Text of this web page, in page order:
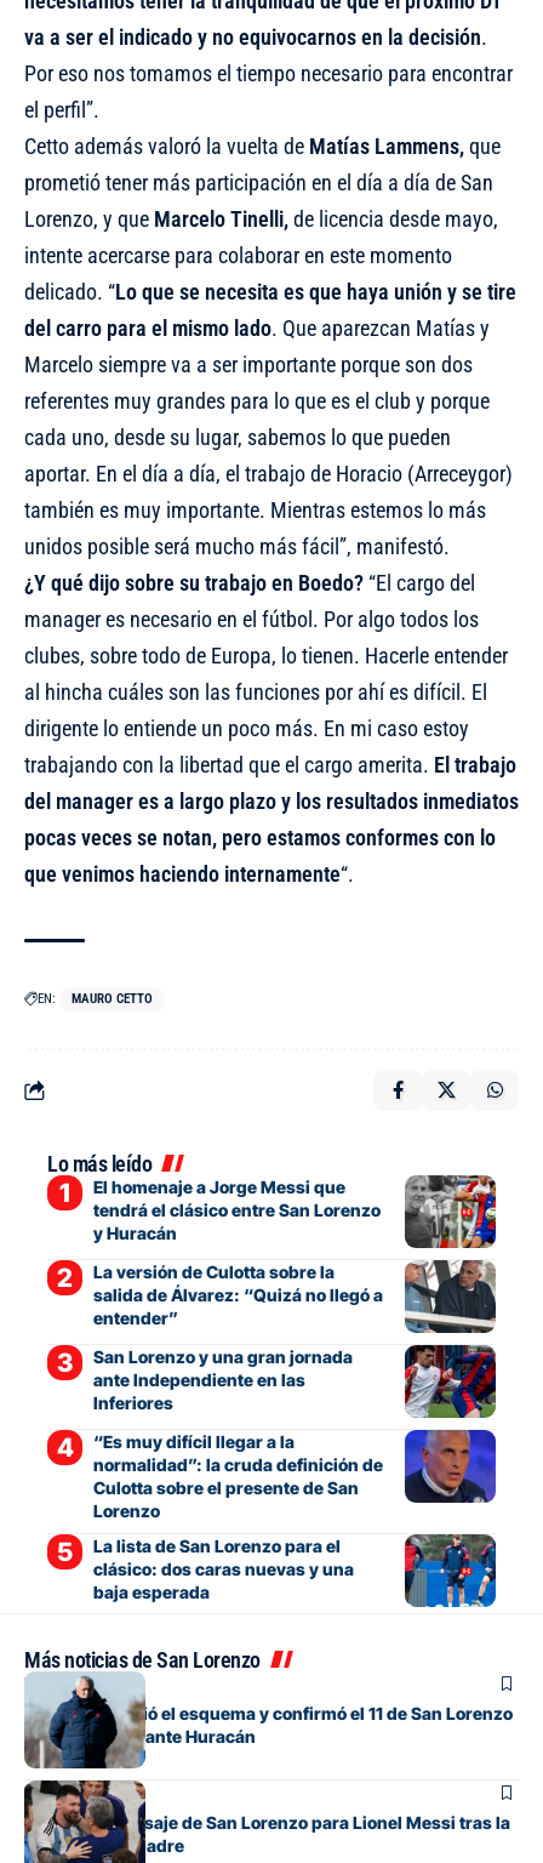
va a ser el indicado y no equivocarnos en la decisión.
Por eso nos tomamos el tiempo necesario para encontrar
el perfil”.
Cetto además valoró la vuelta de Matías Lammens,que
prometió tener más participación en el día a día de San
Lorenzo, y que Marcelo Tinelli,de licencia desde mayo,
intente acercarse para colaborar en este momento
delicado. “Lo que se necesita es que haya unión y se tire
del carro para el mismo lado. Que aparezcan Matías y
Marcelo siempre va a ser importante porque son dos
referentes muy grandes para lo que es el club y porque
cada uno, desde su lugar, sabemos lo que pueden
aportar. En el día a día, el trabajo de Horacio (Arreceygor)
también es muy importante. Mientras estemos lo más
unidos posible será mucho más fácil”, manifestó.
¿Y qué dijo sobre su trabajo en Boedo? “El cargo del
manager es necesario en el fútbol. Por algo todos los
clubes, sobre todo de Europa, lo tienen. Hacerle entender
al hincha cuáles son las funciones por ahí es difícil. El
dirigente lo entiende un poco más. En mi caso estoy
trabajando con la libertad que el cargo amerita. El trabajo
del manager es a largo plazo y los resultados inmediatos
pocas veces se notan, pero estamos conformes con lo
que venimos haciendo internamente“.
EN: MAURO CETTO
Lo más leído
El homenaje a Jorge Messi que
tendrá el clásico entre San Lorenzo
y Huracán
La versión de Culotta sobre la
salida de Álvarez: “Quizá no llegó a
entender”
San Lorenzo y una gran jornada
ante Independiente en las
Inferiores
“Es muy difícil llegar a la
normalidad”: la cruda definición de
Culotta sobre el presente de San
Lorenzo
La lista de San Lorenzo para el
clásico: dos caras nuevas y una
baja esperada
Más noticias de San Lorenzo
Fútbol
Gorosito cambió el esquema y confirmó el 11 de San Lorenzo
para el clásico ante Huracán
Fútbol
El sentido mensaje de San Lorenzo para Lionel Messi tras la
muerte de su padre